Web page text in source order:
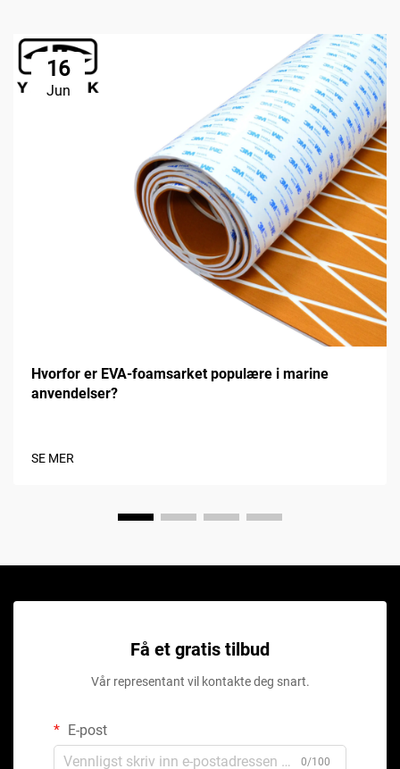
16
Jun
Hvorfor er EVA-foamsarket populære i marine
anvendelser?
SE MER
Få et gratis tilbud
Vår representant vil kontakte deg snart.
E-post
0/100